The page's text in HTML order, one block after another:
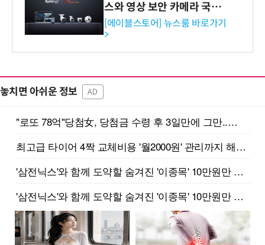
스와 영상 보안 카메라 국내
독점 판매 파트너십 체결
[에이블스토어] 뉴스룸 바로가기
>
놓치면 아쉬운 정보 AD